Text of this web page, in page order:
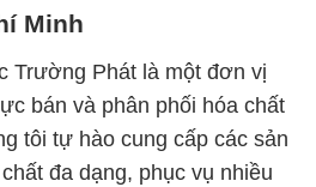
Minh
Trường Phát là một đơn vị
bán và phân phối hóa chất
tôi tự hào cung cấp các sản
đa dạng, phục vụ nhiều